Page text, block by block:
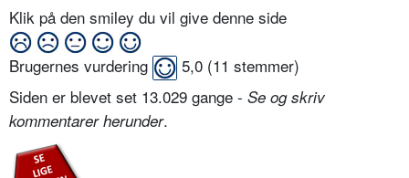
Klik på den smiley du vil give denne side
Brugernes vurdering 5,0 (11 stemmer)
Siden er blevet set 13.029 gange - Se og skriv
kommentarer herunder.